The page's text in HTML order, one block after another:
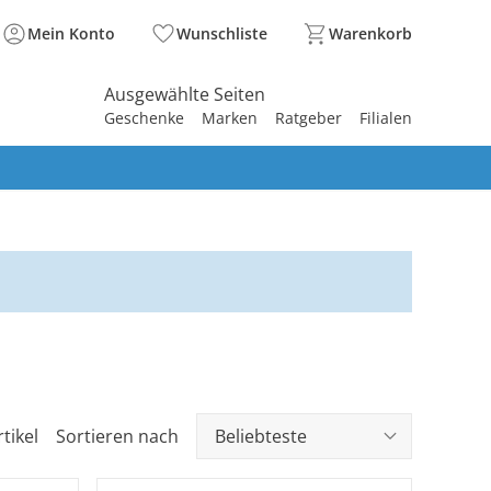
Mein Konto Wunschliste Warenkorb
Ausgewählte Seiten
Geschenke Marken Ratgeber Filialen
Sortieren nach